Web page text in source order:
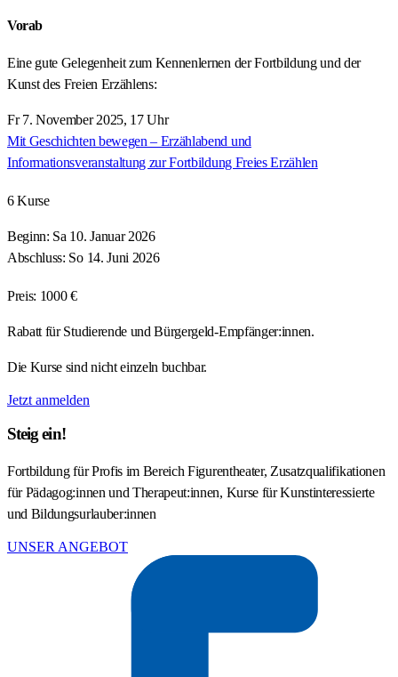
Vorab
Eine gute Gelegenheit zum Kennenlernen der Fortbildung und der
Kunst des Freien Erzählens:
Fr 7. November 2025, 17 Uhr
Mit Geschichten bewegen – Erzählabend und
Informationsveranstaltung zur Fortbildung Freies Erzählen
6 Kurse
Beginn: Sa 10. Januar 2026
Abschluss: So 14. Juni 2026
Preis: 1000 €
Rabatt für Studierende und Bürgergeld-Empfänger:innen.
Die Kurse sind nicht einzeln buchbar.
Jetzt anmelden
Steig ein!
Fortbildung für Profis im Bereich Figurentheater, Zusatzqualifikationen
für Pädagog:innen und Therapeut:innen, Kurse für Kunstinteressierte
und Bildungsurlauber:innen
UNSER ANGEBOT